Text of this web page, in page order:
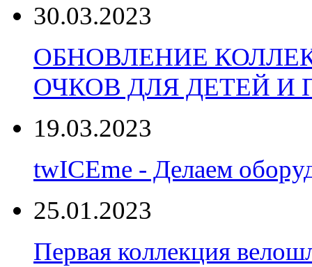
30.03.2023
ОБНОВЛЕНИЕ
ОЧКОВ ДЛЯ ДЕТЕЙ И
19.03.2023
twICEme - Делаем
25.01.2023
Первая коллекция